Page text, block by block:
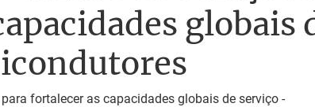
globais
fortalecer as capacidades globais de serviço -